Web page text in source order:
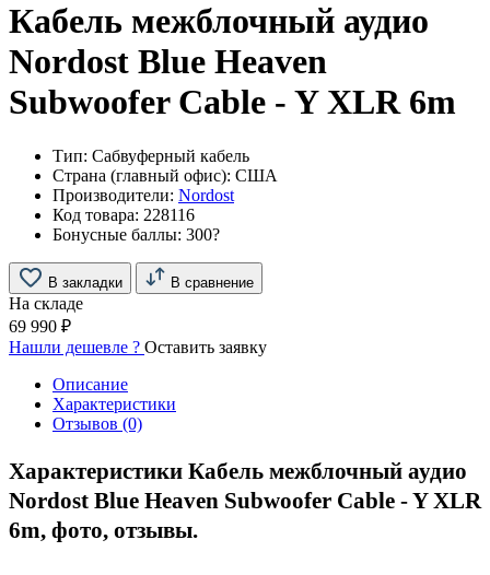
Кабель межблочный аудио
Nordost Blue Heaven
Subwoofer Cable - Y XLR 6m
Тип: Сабвуферный кабель
Страна (главный офис): США
Производители: Nordost
Код товара: 228116
Бонусные баллы: 300?
В закладки В сравнение
На складе
69 990 ₽
Нашли дешевле ? Оставить заявку
Описание
Характеристики
Отзывов (0)
Характеристики Кабель межблочный аудио
Nordost Blue Heaven Subwoofer Cable - Y XLR
6m, фото, отзывы.